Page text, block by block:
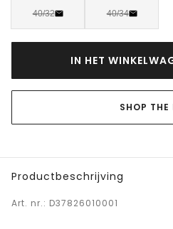
40/32 40/34
IN HET
SHOP THE
Productbeschrijving
Art. nr.: D37826010001